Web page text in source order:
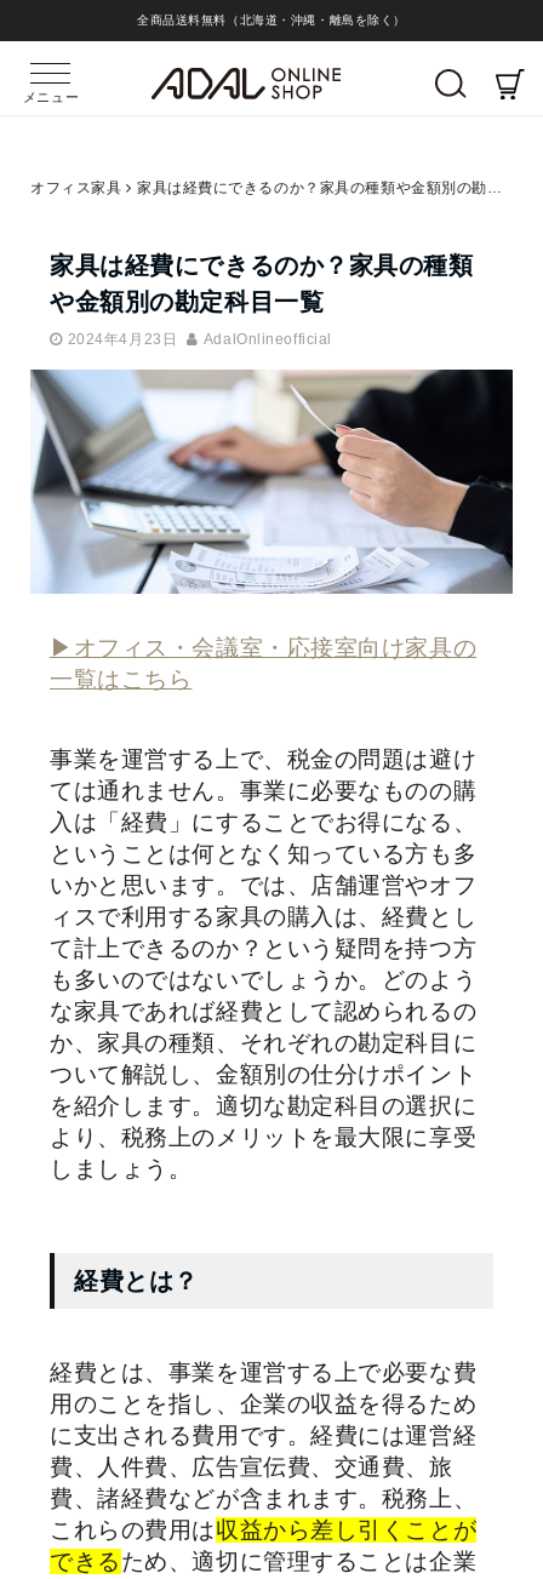
全商品送料無料（北海道・沖縄・離島を除く）
メニュー
オフィス家具 家具は経費にできるのか？家具の種類や金額別の勘定科目一覧
家具は経費にできるのか？家具の種類
や金額別の勘定科目一覧
2024年4月23日 AdalOnlineofficial
▶︎オフィス・会議室・応接室向け家具の
一覧はこちら
事業を運営する上で、税金の問題は避け
ては通れません。事業に必要なものの購
入は「経費」にすることでお得になる、
ということは何となく知っている方も多
いかと思います。では、店舗運営やオフ
ィスで利用する家具の購入は、経費とし
て計上できるのか？という疑問を持つ方
も多いのではないでしょうか。どのよう
な家具であれば経費として認められるの
か、家具の種類、それぞれの勘定科目に
ついて解説し、金額別の仕分けポイント
を紹介します。適切な勘定科目の選択に
より、税務上のメリットを最大限に享受
しましょう。
経費とは？
経費とは、事業を運営する上で必要な費
用のことを指し、企業の収益を得るため
に支出される費用です。経費には運営経
費、人件費、広告宣伝費、交通費、旅
費、諸経費などが含まれます。税務上、
これらの費用は収益から差し引くことが
できるため、適切に管理することは企業